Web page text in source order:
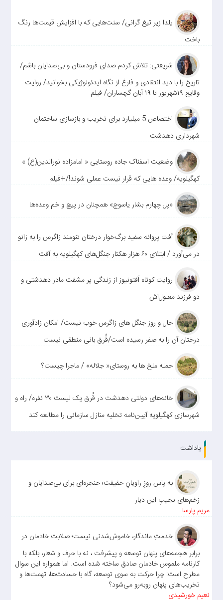
یلدا زیر تیغ گرانی/ سنت‌هایی که با افزایش قیمت‌ها رنگ
باخت
شریعتی: تلاش کردم صدای فرودستان و بی‌صدایان باشم/
تاریخ را با دید انتقادی و فارغ از نگاه ایدئولوژیکی بخوانید/ روایت
وقایع ۱۹شهریور تا ۱۹ آبان گچساران/ فیلم
اختصاص 5 میلیارد برای تخریب و بازسازی ساختمان
شهرداری دهدشت
وضعیت اسفناک جاده روستایی « امامزاده نورالدین(ع) »
کهگیلویه/ وعده هایی که قرار نیست عملی شوند!/+فیلم
«پل چهارم بشار یاسوج» همچنان در پیچ و خم وعده‌ها
آفت پروانه سفید برگ‌خوار درختان تنومند زاگرس را به زانو
در می‌آورد / ابتلای ۶۰ هزار هکتار جنگل‌های کهگیلویه به آفت
روایت کوتاه اَفتونیوز از زندگی پر مشقت مادر دهدشتی و
دو فرزند معلول‌اش
حال و روز جنگل های زاگرس خوب نیست/ امکان زادآوری
درختان آن را به صفر رسیده است/قُرق بانی منطقی نیست
حمله ملخ ها به روستای« جلاله» / ماجرا چیست؟
خانه‌های دولتی دهدشت در قُرق یک لیست ۳۰ نفره/ راه و
شهرسازی کهگیلویه آیین‌نامه تخلیه منازل سازمانی را مطالعه کند
یاداشت
به پاس روزِ راویانِ حقیقت؛ حنجره‌ای برای بی‌صدایان و
زخم‌های نجیبِ این دیار
مریم پارسا
خدمتِ ماندگار، خاموش‌شدنی نیست؛ صلابت خادمان در
برابر هجمه‌های پنهان توسعه و پیشرفت ، نه با حرف و شعار، بلکه با
کارنامه ملموس خادمان صادق ساخته شده است. اما همواره این سوال
مطرح است: چرا حرکت به سوی توسعه، گاه با حسادت‌ها، تهمت‌ها و
تخریب‌های پنهان روبه‌رو می‌شود؟
نعیم خورشیدی